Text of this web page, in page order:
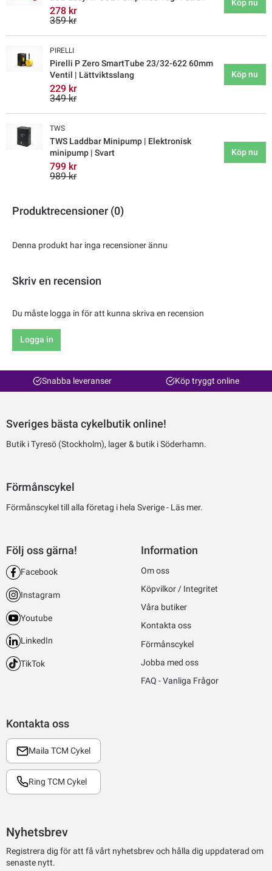
278 kr
359 kr
Köp nu
PIRELLI
Pirelli P Zero SmartTube 23/32-622 60mm
Ventil | Lättviktsslang
229 kr
349 kr
Köp nu
TWS
TWS Laddbar Minipump | Elektronisk
minipump | Svart
799 kr
989 kr
Köp nu
Produktrecensioner (0)
Denna produkt har inga recensioner ännu
Skriv en recension
Du måste logga in för att kunna skriva en recension
Logga in
Snabba leveranser Köp tryggt online
Sveriges bästa cykelbutik online!
Butik i Tyresö (Stockholm), lager & butik i Söderhamn.
Förmånscykel
Förmånscykel till alla företag i hela Sverige - Läs mer.
Kontakta oss
Maila TCM Cykel
Ring TCM Cykel
Följ oss gärna!
Facebook
Instagram
Youtube
LinkedIn
TikTok
Information
Om oss
Köpvilkor / Integritet
Våra butiker
Kontakta oss
Förmånscykel
Jobba med oss
FAQ - Vanliga Frågor
Nyhetsbrev
Registrera dig för att få vårt nyhetsbrev och hålla dig uppdaterad om
senaste nytt.